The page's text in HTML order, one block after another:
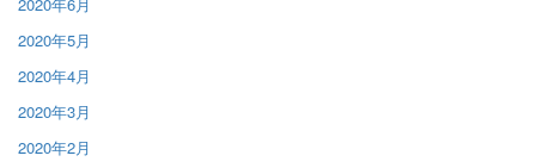
2020年5月
2020年4月
2020年3月
2020年2月